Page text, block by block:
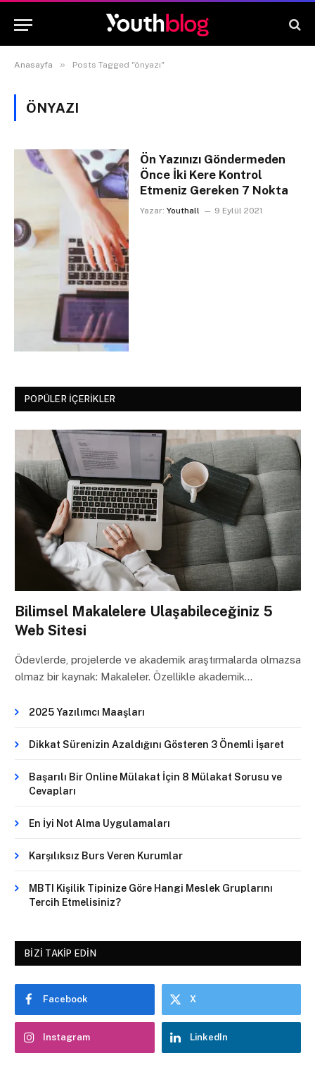
Anasayfa » Posts Tagged "önyazı"
ÖNYAZI
Ön Yazınızı Göndermeden
Önce İki Kere Kontrol
Etmeniz Gereken 7 Nokta
Yazar: Youthall 9 Eylül 2021
POPÜLER İÇERIKLER
Bilimsel Makalelere Ulaşabileceğiniz 5
Web Sitesi
Ödevlerde, projelerde ve akademik araştırmalarda olmazsa
olmaz bir kaynak: Makaleler. Özellikle akademik…
2025 Yazılımcı Maaşları
Dikkat Sürenizin Azaldığını Gösteren 3 Önemli İşaret
Başarılı Bir Online Mülakat İçin 8 Mülakat Sorusu ve
Cevapları
En İyi Not Alma Uygulamaları
Karşılıksız Burs Veren Kurumlar
MBTI Kişilik Tipinize Göre Hangi Meslek Gruplarını
Tercih Etmelisiniz?
BIZI TAKIP EDIN
Facebook X
Instagram LinkedIn